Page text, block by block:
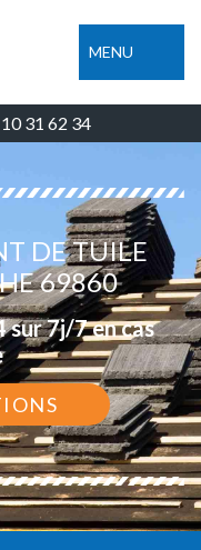
MENU
31 62 34
DE TUILE
69860
7j/7 en cas